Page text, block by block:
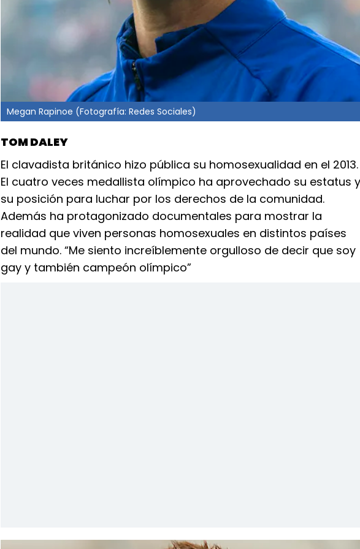
Megan Rapinoe (Fotografía: Redes Sociales)
TOM DALEY
El clavadista británico hizo pública su homosexualidad en el 2013.
El cuatro veces medallista olímpico ha aprovechado su estatus y
su posición para luchar por los derechos de la comunidad.
Además ha protagonizado documentales para mostrar la
realidad que viven personas homosexuales en distintos países
del mundo. “Me siento increíblemente orgulloso de decir que soy
gay y también campeón olímpico”